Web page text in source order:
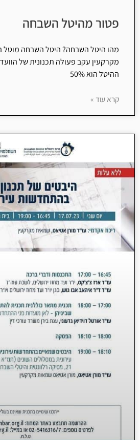
פטור מהיטל השבחה
מהו היטל השבחה? היטל השבחה מוטל
מקרקעין עקב פעולה תכנונית של
ההיטל הוא 50%
קרא עוד »